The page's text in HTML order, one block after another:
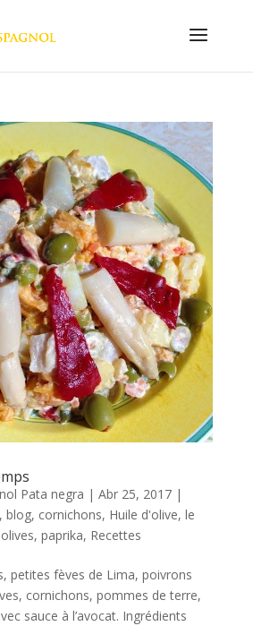
Pata negra | Abr 25, 2017|
, blog, cornichons, Huile d'olive, le
olives, paprika, Recettes
petites fèves de Lima, poivrons
cornichons, pommes de terre,
sauce à l’avocat. Ingrédients